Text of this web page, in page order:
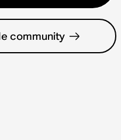
community